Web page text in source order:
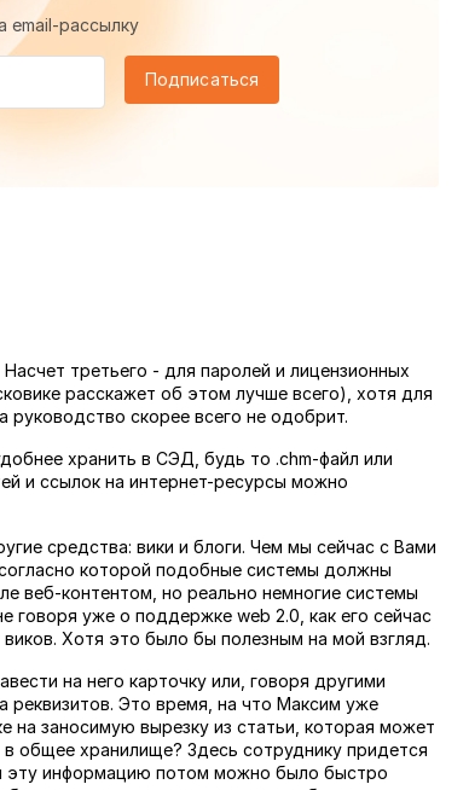
email-рассылку
Подписаться
третьего - для паролей и лицензионных
расскажет об этом лучше всего), хотя для
руководство скорее всего не одобрит.
хранить в СЭД, будь то .chm-файл или
и ссылок на интернет-ресурсы можно
средства: вики и блоги. Чем мы сейчас с Вами
которой подобные системы должны
веб-контентом, но реально немногие системы
говоря уже о поддержке web 2.0, как его сейчас
Хотя это было бы полезным на мой взгляд.
на него карточку или, говоря другими
Это время, на что Максим уже
на заносимую вырезку из статьи, которая может
общее хранилище? Здесь сотруднику придется
эту информацию потом можно было быстро